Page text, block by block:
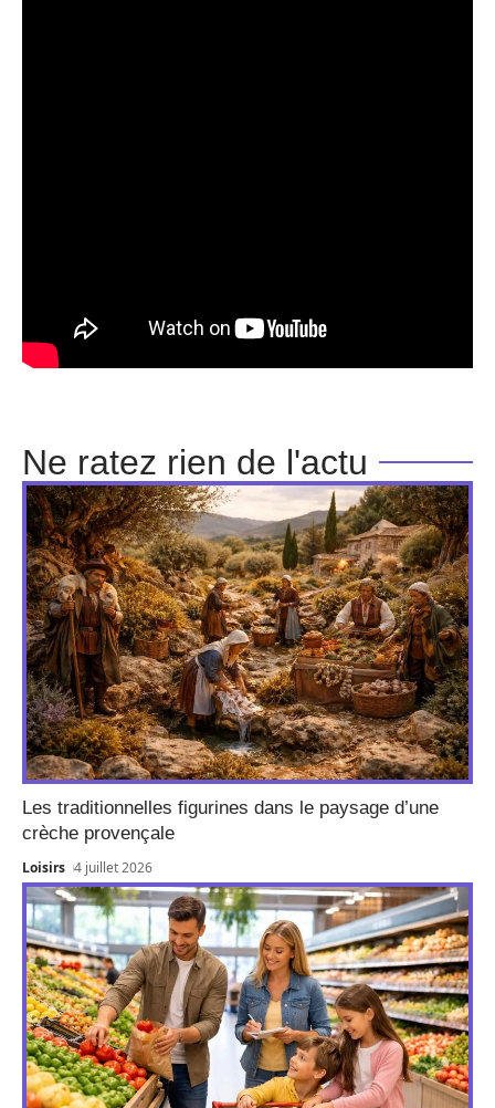
Ne ratez rien de l'actu
Les traditionnelles figurines dans le paysage d’une
crèche provençale
Loisirs 4 juillet 2026